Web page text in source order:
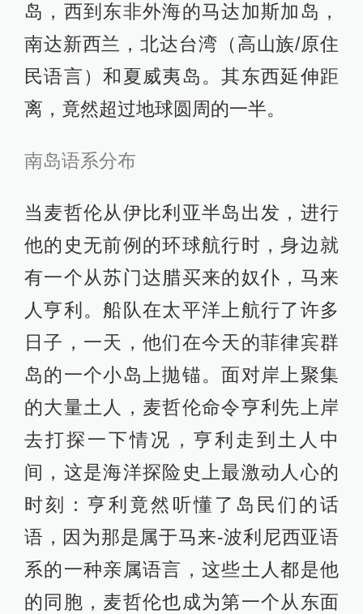
岛，西到东非外海的马达加斯加岛，
南达新西兰，北达台湾（高山族/原住
民语言）和夏威夷岛。其东西延伸距
离，竟然超过地球圆周的一半。
南岛语系分布
当麦哲伦从伊比利亚半岛出发，进行
他的史无前例的环球航行时，身边就
有一个从苏门达腊买来的奴仆，马来
人亨利。船队在太平洋上航行了许多
日子，一天，他们在今天的菲律宾群
岛的一个小岛上拋锚。面对岸上聚集
的大量土人，麦哲伦命令亨利先上岸
去打探一下情况，亨利走到土人中
间，这是海洋探险史上最激动人心的
时刻：亨利竟然听懂了岛民们的话
语，因为那是属于马来-波利尼西亚语
系的一种亲属语言，这些土人都是他
的同胞，麦哲伦也成为第一个从东面